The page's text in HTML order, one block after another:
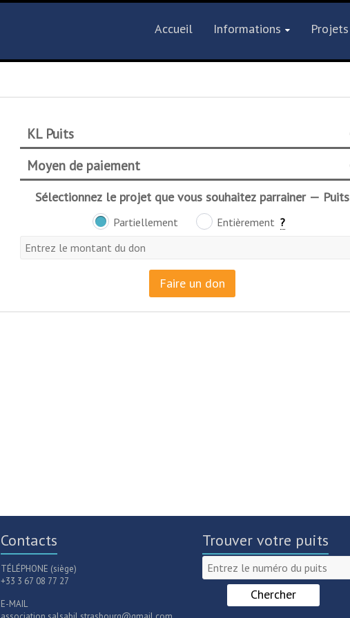
Accueil Informations Projets
KL Puits
Moyen de paiement
Sélectionnez le projet que vous souhaitez parrainer — Puits
Partiellement Entièrement?
Contacts
TÉLÉPHONE (siège)
+33 3 67 08 77 27
E-MAIL
Trouver votre puits